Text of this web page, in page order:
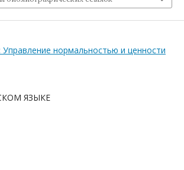
нормальностью и ценности
ЯЗЫКЕ